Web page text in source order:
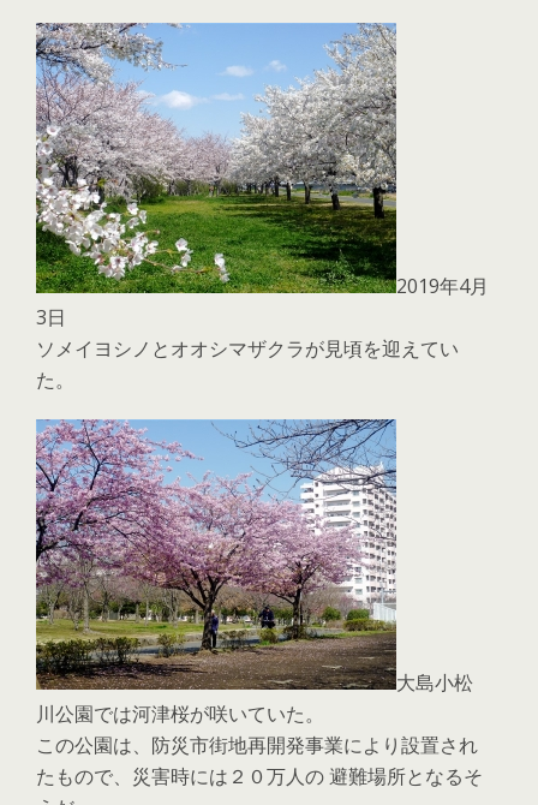
2019年4月
3日
ソメイヨシノとオオシマザクラが見頃を迎えてい
た。
大島小松
川公園では河津桜が咲いていた。
この公園は、防災市街地再開発事業により設置され
たもので、災害時には２０万人の 避難場所となるそ